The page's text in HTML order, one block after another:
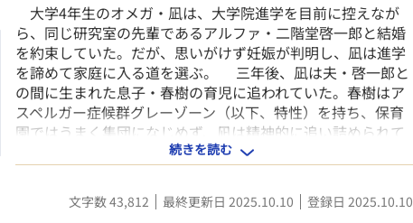
大学4年生のオメガ・凪は、大学院進学を目前に控えなが
ら、同じ研究室の先輩であるアルファ・二階堂啓一郎と結婚
を約束していた。だが、思いがけず妊娠が判明し、凪は進学
を諦めて家庭に入る道を選ぶ。 三年後、凪は夫・啓一郎と
の間に生まれた息子・春樹の育児に追われていた。春樹はア
スペルガー症候群グレーゾーン（以下、特性）を持ち、保育
園ではうまく集団になじめず、凪は精神的に追い詰められて
いく。多忙な啓一郎は子育てに関心を持ちきれず、直情的な
言動で春樹を傷つけてしまい、夫婦関係も冷え切っていた。
そんななか、啓一郎から突然、離婚を切り出される。 途方
に暮れた凪は保健師に相談し、勧められるままに夫の医師面
続きを読む
文字数 43,812 最終更新日 2025.10.10 登録日 2025.10.10